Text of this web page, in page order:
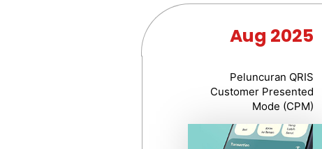
Aug 2025
Peluncuran QRIS
Customer Presented
Mode (CPM)